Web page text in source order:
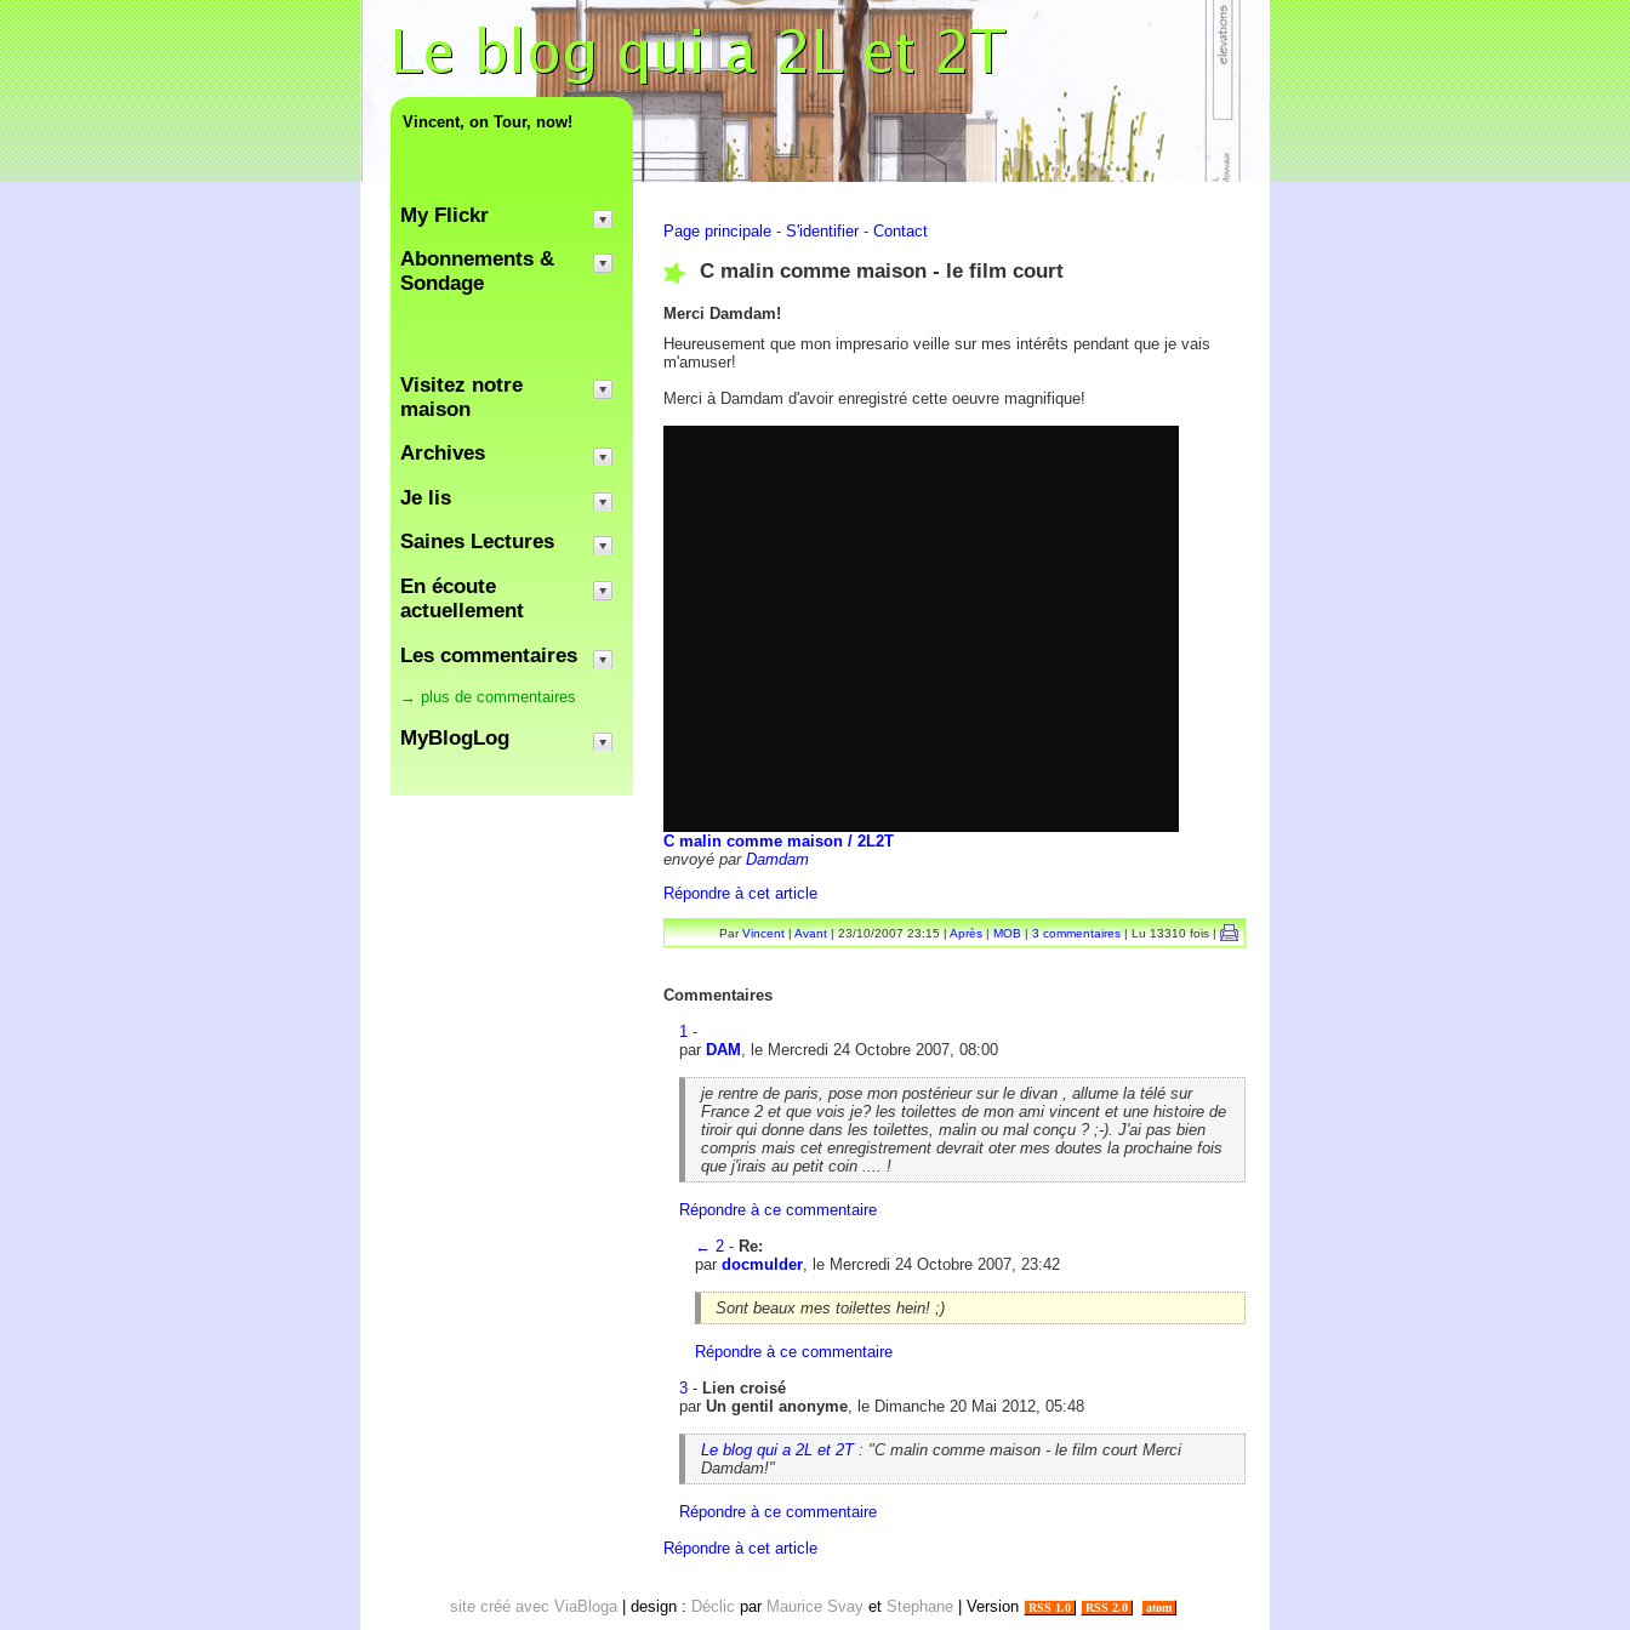
Vincent, on Tour, now!
Page principale - S'identifier - Contact
C malin comme maison - le film court
Merci Damdam!
Heureusement que mon impresario veille sur mes intérêts pendant que je vais
m'amuser!
Merci à Damdam d'avoir enregistré cette oeuvre magnifique!
C malin comme maison / 2L2T
envoyé par Damdam
Répondre à cet article
ParVincent|Avant| 23/10/2007 23:15 |Après|MOB|3 commentaires| Lu 13310 fois |
Commentaires
1-
par DAM , le Mercredi 24 Octobre 2007, 08:00
je rentre de paris, pose mon postérieur sur le divan , allume la télé sur
France 2 et que vois je? les toilettes de mon ami vincent et une histoire de
tiroir qui donne dans les toilettes, malin ou mal conçu ? ;-). J'ai pas bien
compris mais cet enregistrement devrait oter mes doutes la prochaine fois
que j'irais au petit coin .... !
Répondre à ce commentaire
← 2- Re:
par docmulder, le Mercredi 24 Octobre 2007, 23:42
Sont beaux mes toilettes hein! ;)
Répondre à ce commentaire
3- Lien croisé
par Un gentil anonyme, le Dimanche 20 Mai 2012, 05:48
Le blog qui a 2L et 2T: "C malin comme maison - le film court Merci
Damdam!"
Répondre à ce commentaire
Répondre à cet article
My Flickr
Abonnements &
Sondage
Visitez notre
maison
Archives
Je lis
Saines Lectures
En écoute
actuellement
Les commentaires
→ plus de commentaires
MyBlogLog
site créé avec ViaBloga | design : Déclic par Maurice Svay et Stephane | Version RSS 1.0 RSS 2.0 atom